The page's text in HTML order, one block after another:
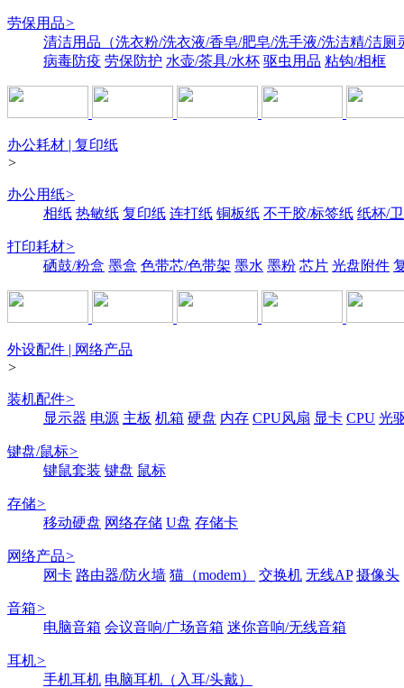
劳保用品>
清洁用品（洗衣粉/洗衣液/香皂/肥皂/洗手液/洗洁精/洁厕
病毒防疫 劳保防护 水壶/茶具/水杯 驱虫用品 粘钩/相框
办公耗材 | 复印纸
>
办公用纸>
相纸 热敏纸 复印纸 连打纸 铜板纸 不干胶/标签纸 纸杯/
打印耗材>
硒鼓/粉盒 墨盒 色带芯/色带架 墨水 墨粉 芯片 光盘附件
外设配件 | 网络产品
>
装机配件>
显示器 电源 主板 机箱 硬盘 内存 CPU风扇 显卡 CPU 光
键盘/鼠标>
键鼠套装 键盘 鼠标
存储>
移动硬盘 网络存储 U盘 存储卡
网络产品>
网卡 路由器/防火墙 猫（modem） 交换机 无线AP 摄像头
音箱>
电脑音箱 会议音响/广场音箱 迷你音响/无线音箱
耳机>
手机耳机 电脑耳机（入耳/头戴）